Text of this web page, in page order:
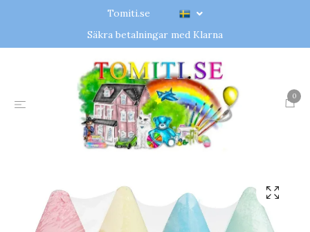
Tomiti.se
Säkra betalningar med Klarna
0